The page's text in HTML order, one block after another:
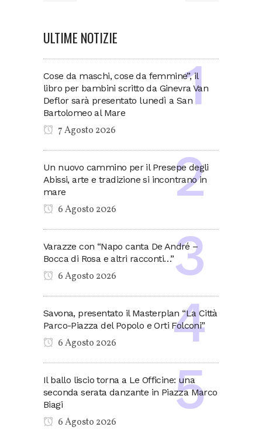
ULTIME NOTIZIE
Cose da maschi, cose da femmine”, il
libro per bambini scritto da Ginevra Van
Deflor sarà presentato lunedì a San
Bartolomeo al Mare
7 Agosto 2026
Un nuovo cammino per il Presepe degli
Abissi, arte e tradizione si incontrano in
mare
6 Agosto 2026
Varazze con “Napo canta De André –
Bocca di Rosa e altri racconti…”
6 Agosto 2026
Savona, presentato il Masterplan “La Città
Parco-Piazza del Popolo e Orti Folconi”
6 Agosto 2026
Il ballo liscio torna a Le Officine: una
seconda serata danzante in Piazza Marco
Biagi
6 Agosto 2026